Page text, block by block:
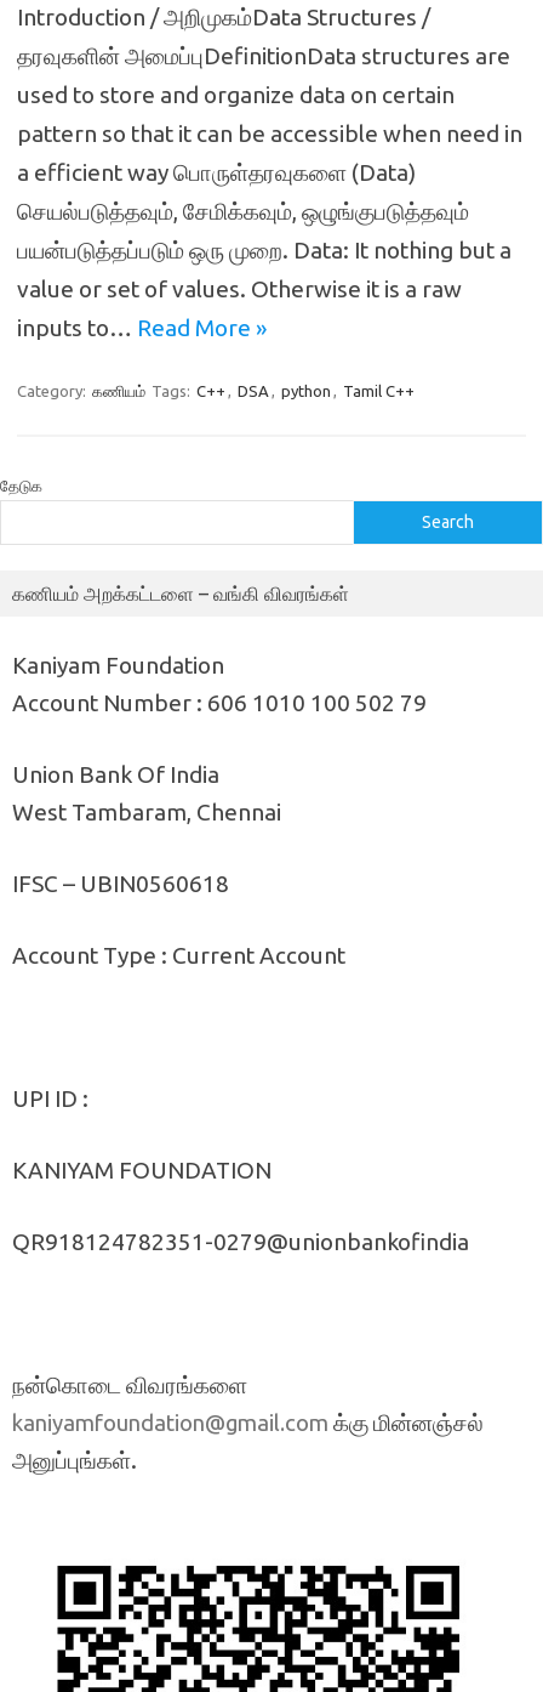
Introduction / அறிமுகம்Data Structures /
தரவுகளின் அமைப்புDefinitionData structures are
used to store and organize data on certain
pattern so that it can be accessible when need in
a efficient way பொருள்தரவுகளை (Data)
செயல்படுத்தவும், சேமிக்கவும், ஒழுங்குபடுத்தவும்
பயன்படுத்தப்படும் ஒரு முறை. Data: It nothing but a
value or set of values. Otherwise it is a raw
inputs to… Read More »
Category: கணியம் Tags: C++ , DSA , python , Tamil C++
தேடுக
Search
கணியம் அறக்கட்டளை – வங்கி விவரங்கள்
Kaniyam Foundation
Account Number : 606 1010 100 502 79
Union Bank Of India
West Tambaram, Chennai
IFSC – UBIN0560618
Account Type : Current Account
UPI ID :
KANIYAM FOUNDATION
QR918124782351-0279@unionbankofindia
நன்கொடை விவரங்களை
kaniyamfoundation@gmail.com க்கு மின்னஞ்சல்
அனுப்புங்கள்.